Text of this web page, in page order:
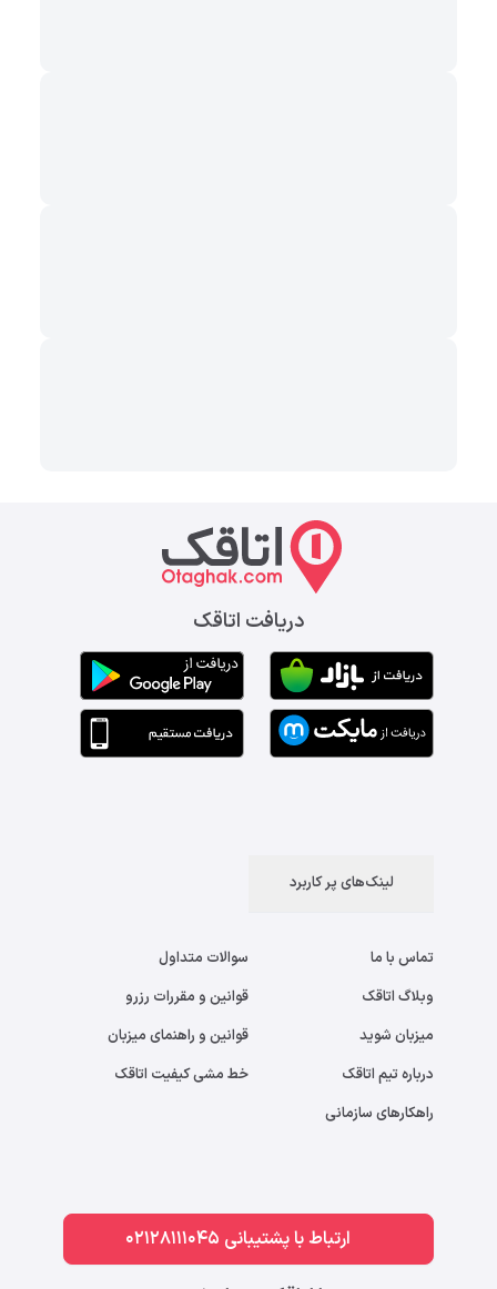
دریافت اتاقک
لینک‌های پر کاربرد
تماس با ما
وبلاگ اتاقک
میزبان شوید
درباره تیم اتاقک
راهکارهای سازمانی
سوالات متداول
قوانین و مقررات رزرو
قوانین و راهنمای میزبان
خط مشی کیفیت اتاقک
ارتباط با پشتیبانی 02128111045